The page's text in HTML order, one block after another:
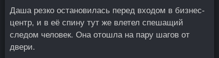
Даша резко остановилась перед входом в бизнес-
центр, и в её спину тут же влетел спешащий
следом человек. Она отошла на пару шагов от
двери.